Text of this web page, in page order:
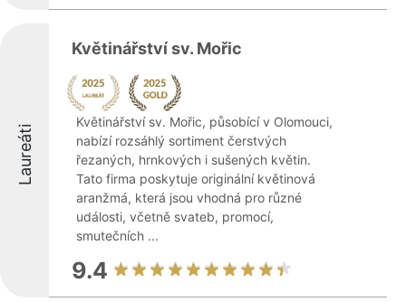
Laureáti
Květinářství sv. Mořic
Květinářství sv. Mořic, působící v Olomouci,
nabízí rozsáhlý sortiment čerstvých
řezaných, hrnkových i sušených květin.
Tato firma poskytuje originální květinová
aranžmá, která jsou vhodná pro různé
události, včetně svateb, promocí,
smutečních ...
9.4